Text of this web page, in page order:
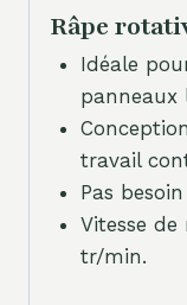
Râpe
Idéale
panneaux
travail
Pas
Vitesse
tr/min.